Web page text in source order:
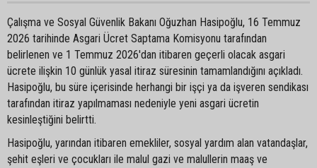
Çalışma ve Sosyal Güvenlik Bakanı Oğuzhan Hasipoğlu, 16 Temmuz
2026 tarihinde Asgari Ücret Saptama Komisyonu tarafından
belirlenen ve 1 Temmuz 2026'dan itibaren geçerli olacak asgari
ücrete ilişkin 10 günlük yasal itiraz süresinin tamamlandığını açıkladı.
Hasipoğlu, bu süre içerisinde herhangi bir işçi ya da işveren sendikası
tarafından itiraz yapılmaması nedeniyle yeni asgari ücretin
kesinleştiğini belirtti.
Hasipoğlu, yarından itibaren emekliler, sosyal yardım alan vatandaşlar,
şehit eşleri ve çocukları ile malul gazi ve malullerin maaş ve